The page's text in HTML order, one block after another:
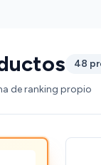
48
de ranking propio